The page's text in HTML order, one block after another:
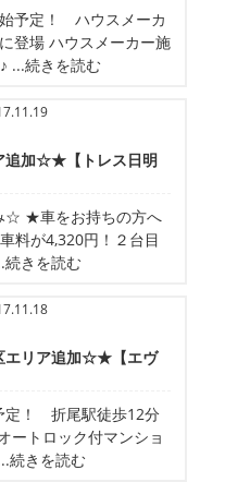
予定！ ハウスメーカ
登場 ハウスメーカー施
...続きを読む
加☆★【トレス日明
☆ ★車をお持ちの方へ
料が4,320円！２台目
きを読む
リア追加☆★【エヴ
定！ 折尾駅徒歩12分
トロック付マンショ
続きを読む